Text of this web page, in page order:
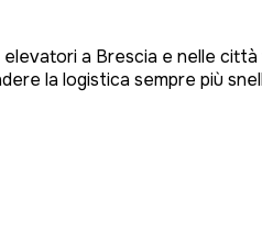
elevatori a Brescia e nelle
la logistica sempre più